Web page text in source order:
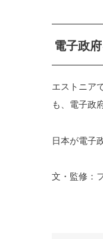
電子政
エストニア
も、電子政
日本が電子
文・監修：